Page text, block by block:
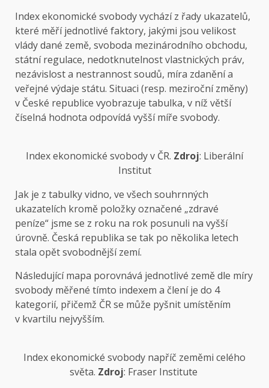
Index ekonomické svobody vychází z řady ukazatelů,
které měří jednotlivé faktory, jakými jsou velikost
vlády dané země, svoboda mezinárodního obchodu,
státní regulace, nedotknutelnost vlastnických práv,
nezávislost a nestrannost soudů, míra zdanění a
veřejné výdaje státu. Situaci (resp. meziroční změny)
v České republice vyobrazuje tabulka, v níž větší
číselná hodnota odpovídá vyšší míře svobody.
Index ekonomické svobody v ČR. Zdroj: Liberální
Institut
Jak je z tabulky vidno, ve všech souhrnných
ukazatelích kromě položky označené „zdravé
peníze“ jsme se z roku na rok posunuli na vyšší
úrovně. Česká republika se tak po několika letech
stala opět svobodnější zemí.
Následující mapa porovnává jednotlivé země dle míry
svobody měřené tímto indexem a člení je do 4
kategorií, přičemž ČR se může pyšnit umístěním
v kvartilu nejvyšším.
Index ekonomické svobody napříč zeměmi celého
světa. Zdroj: Fraser Institute